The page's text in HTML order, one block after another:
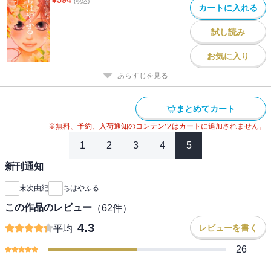
カートに入れる
試し読み
お気に入り
あらすじを見る
まとめてカート
※無料、予約、入荷通知のコンテンツはカートに追加されません。
1 2 3 4 5
新刊通知
末次由紀 ちはやふる
この作品のレビュー （62件）
平均 4.3 レビューを書く
26